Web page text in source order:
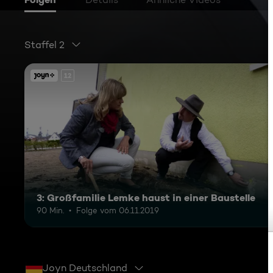
Staffel 2
12
3: Großfamilie Lemke haust in einer Baustelle
90 Min. Folge vom 06.11.2019
Joyn Deutschland